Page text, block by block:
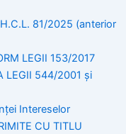
81/2025 (anterior
LEGII 153/2017
LEGII 544/2001 și
Intereselor
CU TITLU